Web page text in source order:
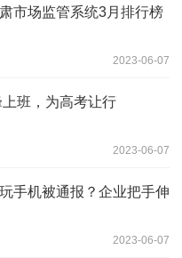
市场监管系统3月排行榜
2023-06-07
班，为高考让行
2023-06-07
手机被通报？企业把手伸
2023-06-07